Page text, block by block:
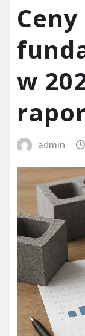
w
admin